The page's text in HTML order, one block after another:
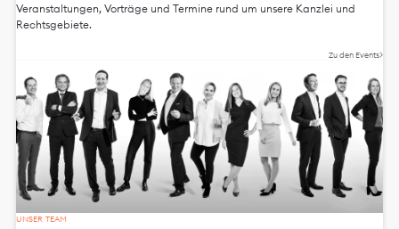
Veranstaltungen, Vorträge und Termine rund um unsere Kanzlei und
Rechtsgebiete.
Zu den Events
UNSER TEAM